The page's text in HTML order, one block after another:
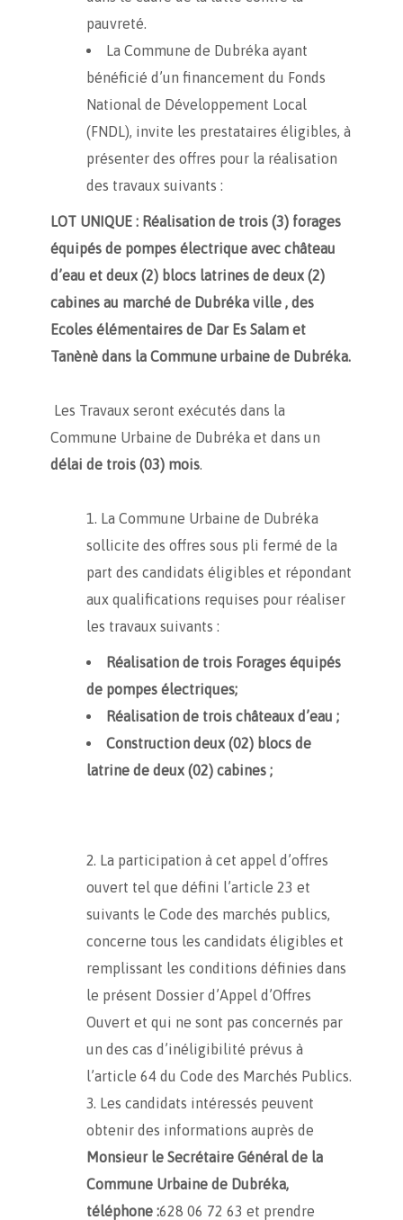
pauvreté.
La Commune de Dubréka ayant
bénéficié d’un financement du Fonds
National de Développement Local
(FNDL), invite les prestataires éligibles, à
présenter des offres pour la réalisation
des travaux suivants :
LOT UNIQUE : Réalisation de trois (3) forages
équipés de pompes électrique avec château
d’eau et deux (2) blocs latrines de deux (2)
cabines au marché de Dubréka ville , des
Ecoles élémentaires de Dar Es Salam et
Tanènè dans la Commune urbaine de Dubréka.
Les Travaux seront exécutés dans la
Commune Urbaine de Dubréka et dans un
délai de trois (03) mois.
La Commune Urbaine de Dubréka
sollicite des offres sous pli fermé de la
part des candidats éligibles et répondant
aux qualifications requises pour réaliser
les travaux suivants :
Réalisation de trois Forages équipés
de pompes électriques;
Réalisation de trois châteaux d’eau ;
Construction deux (02) blocs de
latrine de deux (02) cabines ;
La participation à cet appel d’offres
ouvert tel que défini l’article 23 et
suivants le Code des marchés publics,
concerne tous les candidats éligibles et
remplissant les conditions définies dans
le présent Dossier d’Appel d’Offres
Ouvert et qui ne sont pas concernés par
un des cas d’inéligibilité prévus à
l’article 64 du Code des Marchés Publics.
Les candidats intéressés peuvent
obtenir des informations auprès de
Monsieur le Secrétaire Général de la
Commune Urbaine de Dubréka,
téléphone :628 06 72 63 et prendre